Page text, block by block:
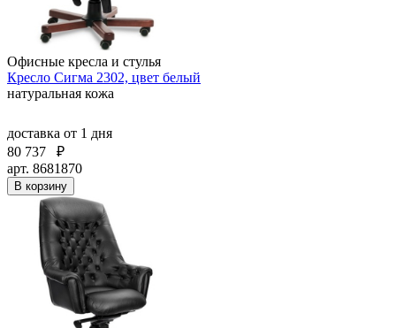
Офисные кресла и стулья
Кресло Сигма 2302, цвет белый
натуральная кожа
доставка от 1 дня
80 737
₽
арт. 8681870
В корзину